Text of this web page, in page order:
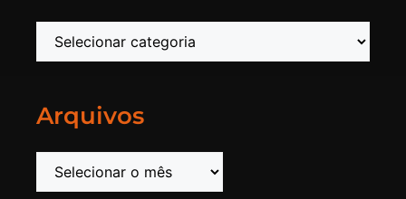
Arquivos